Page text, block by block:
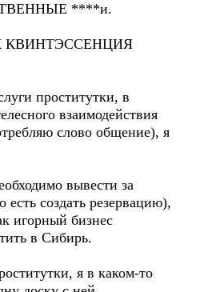
****и.
КВИНТЭССЕНЦИЯ
проститутки, в
взаимодействия
слово общение), я
вывести за
создать резервацию),
игорный бизнес
в Сибирь.
я в каком-то